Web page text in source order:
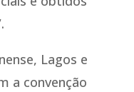
Lagos e
a convenção